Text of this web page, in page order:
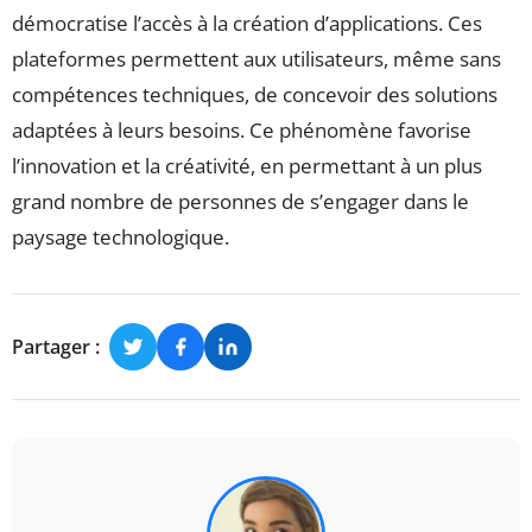
démocratise l’accès à la création d’applications. Ces
plateformes permettent aux utilisateurs, même sans
compétences techniques, de concevoir des solutions
adaptées à leurs besoins. Ce phénomène favorise
l’innovation et la créativité, en permettant à un plus
grand nombre de personnes de s’engager dans le
paysage technologique.
Partager :